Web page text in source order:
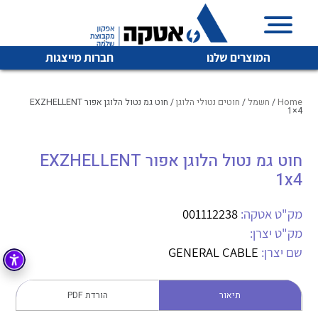
המוצרים שלנו חברות מייצגות
איכות | שרות | זמינות
אטקה בע”מ היא החברה הגדולה והמובילה בישראל בשיווק
מיתוג, בקרה , ואינסטלציה חשמלית ופעילה ב7 תחומים:
חשמל
קופסאות וארונות לחשמל, בקרה ואלקטרוניקה
לכל מוצרי היצרן לכל מוצרי היצרן
לכל מוצרי היצרן לכל מוצרי היצרן
Home
/ חשמל / חוטים נטולי הלוגן / חוט גמ נטול הלוגן אפור EXZHELLENT
1×4
חוט גמ נטול הלוגן אפור EXZHELLENT
1x4
מק"ט אטקה: 001112238
מק"ט יצרן:
שם יצרן: GENERAL CABLE
תיאור הורדת PDF